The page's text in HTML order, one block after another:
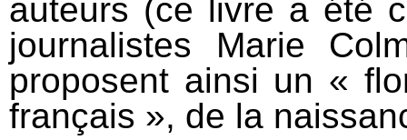
auteurs (ce livre a été
journalistes Marie
proposent ainsi un «
français », de la